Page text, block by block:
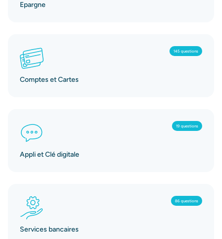
Epargne
145 questions
Comptes et Cartes
19 questions
Appli et Clé digitale
86 questions
Services bancaires